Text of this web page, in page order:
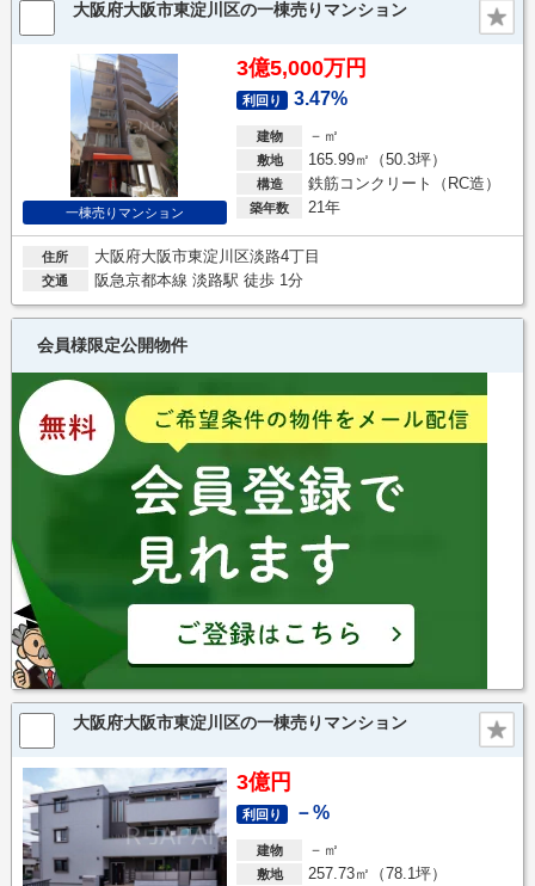
大阪府大阪市東淀川区の一棟売りマンション
一棟売りマンション
3億5,000万円
利回り 3.47%
建物 －㎡
敷地 165.99㎡（50.3坪）
構造 鉄筋コンクリート（RC造）
築年数 21年
住所 大阪府大阪市東淀川区淡路4丁目
交通 阪急京都本線 淡路駅 徒歩 1分
会員様限定公開物件
大阪府大阪市東淀川区の一棟売りマンション
3億円
利回り －%
建物 －㎡
敷地 257.73㎡（78.1坪）